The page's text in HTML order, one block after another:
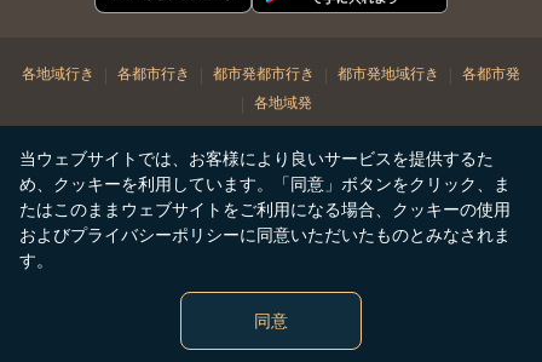
当ウェブサイトでは、お客様により良いサービスを提供するた
め、クッキーを利用しています。「同意」ボタンをクリック、ま
たはこのままウェブサイトをご利用になる場合、クッキーの使用
およびプライバシーポリシーに同意いただいたものとみなされま
す。
同意
各地域行き | 各都市行き | 都市発都市行き | 都市発地域行き | 各都市発
| 各地域発